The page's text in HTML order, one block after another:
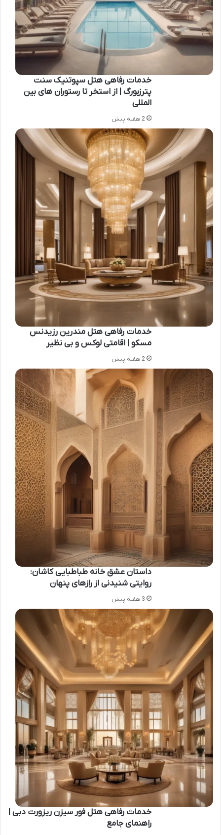
خدمات رفاهی هتل سپوتنیک سنت
پترزبورگ | از استخر تا رستوران های بین
المللی
2 هفته پیش
خدمات رفاهی هتل مندرین رزیدنس
مسکو | اقامتی لوکس و بی نظیر
2 هفته پیش
داستان عشق خانه طباطبایی کاشان:
روایتی شنیدنی از رازهای پنهان
3 هفته پیش
خدمات رفاهی هتل فور سیزن ریزورت دبی |
راهنمای جامع